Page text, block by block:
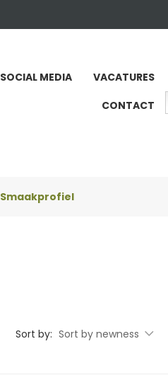
SOCIAL MEDIA
VACATURES
CONTACT
Smaakprofiel
Sort by: Sort by newness